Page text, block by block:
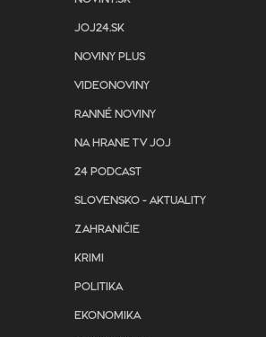
JOJ24.SK
NOVINY PLUS
VIDEONOVINY
RANNÉ NOVINY
NA HRANE TV JOJ
24 PODCAST
SLOVENSKO - AKTUALITY
ZAHRANIČIE
KRIMI
POLITIKA
EKONOMIKA